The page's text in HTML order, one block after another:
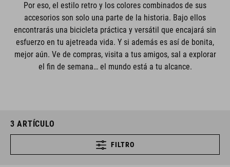
Por eso, el estilo retro y los colores combinados de sus
accesorios son solo una parte de la historia. Bajo ellos
encontrarás una bicicleta práctica y versátil que encajará sin
esfuerzo en tu ajetreada vida. Y si además es así de bonita,
mejor aún. Ve de compras, visita a tus amigos, sal a explorar
el fin de semana… el mundo está a tu alcance.
3 ARTÍCULO
FILTRO